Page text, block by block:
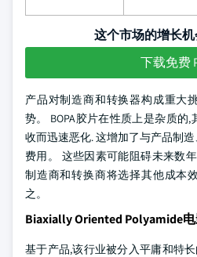
这个市场的增长
下载免费
产品对制造商和转换器构成重大
势。 BOPA胶片在性质上是杂质的
收而迅速恶化. 这增加了与产品制
费用。 这些因素可能阻碍未来数
制造商和转换商将选择其他成本
之。
Biaxially Oriented Polyamide
基于产品,该行业被分入平庸和特